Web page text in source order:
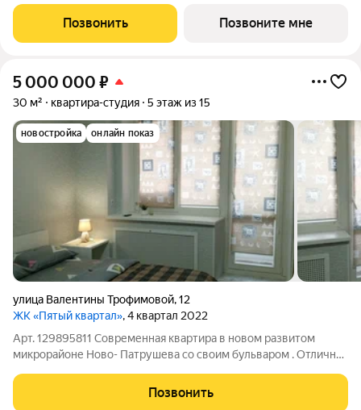
комплексе "Чаркова 72".Выбирайте свое место для
счастливой жизни: от уютной студии до
Позвонить Позвоните мне
5 000 000 ₽
30 м² квартира-студия 5 этаж из 15
новостройка онлайн показ
улица Валентины Трофимовой,12
ЖК «Пятый квартал», 4 квартал 2022
Арт. 129895811 Современная квартира в новом развитом
микрорайоне Ново- Патрушева со своим бульваром . Отличная
ВУЗов. Квартира не требует вложений. Отличный ремонт.
Квартира полностью
Позвонить